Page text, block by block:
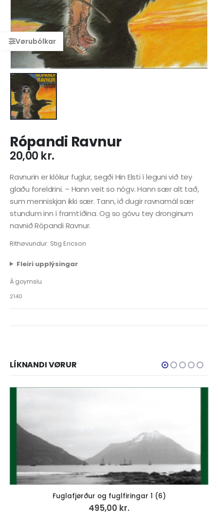
Rópandi Ravnur
20,00 kr.
Ravnurin er klókur fuglur, segði Hin Elsti í leguni við tey
glaðu foreldrini. – Hann veit so nógv. Hann sær alt tað,
sum menniskjan ikki sær. Tann, ið dugir ravnamál sær
stundum inn í framtíðina. Og so góvu tey dronginum
navnið Rópandi Ravnur.
Rithøvundur: Stig Ericson
Fleiri upplýsingar
Á goymslu
2140
LÍKNANDI VØRUR
Fuglafjørður og fuglfiringar 1 (6)
kr.